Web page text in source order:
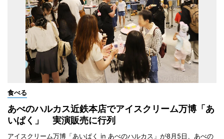
食べる
あべのハルカス近鉄本店でアイスクリーム万博「あ
いぱく」 実演販売に行列
アイスクリーム万博「あいぱく in あべのハルカス」が8月5日、あべの